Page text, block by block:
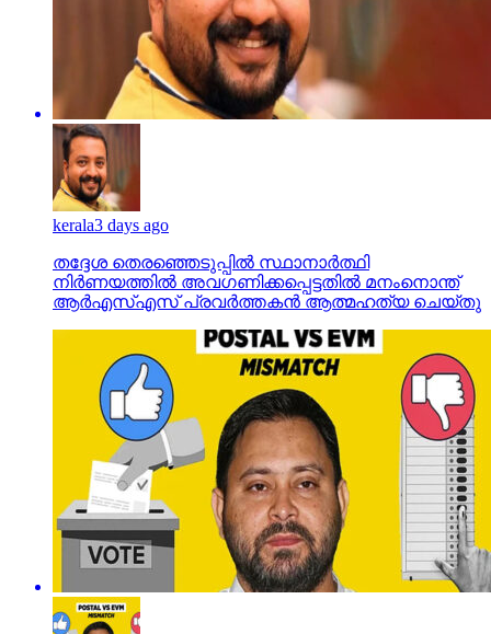
kerala3 days ago
തദ്ദേശ തെരഞ്ഞെടുപ്പില്‍ സ്ഥാനാര്‍ത്ഥി
നിര്‍ണയത്തില്‍ അവഗണിക്കപ്പെട്ടതില്‍ മനംനൊന്ത്
ആര്‍എസ്എസ് പ്രവര്‍ത്തകന്‍ ആത്മഹത്യ ചെയ്തു